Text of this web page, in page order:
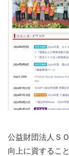
公益財団法人Ｓ
向上に資するこ